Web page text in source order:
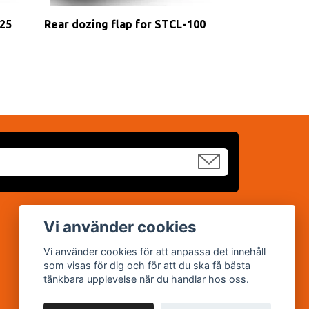
Rear dozing flap for STCL-100
Facebook
YouTube
Vi använder cookies
Vi använder cookies för att anpassa det innehåll
som visas för dig och för att du ska få bästa
tänkbara upplevelse när du handlar hos oss.